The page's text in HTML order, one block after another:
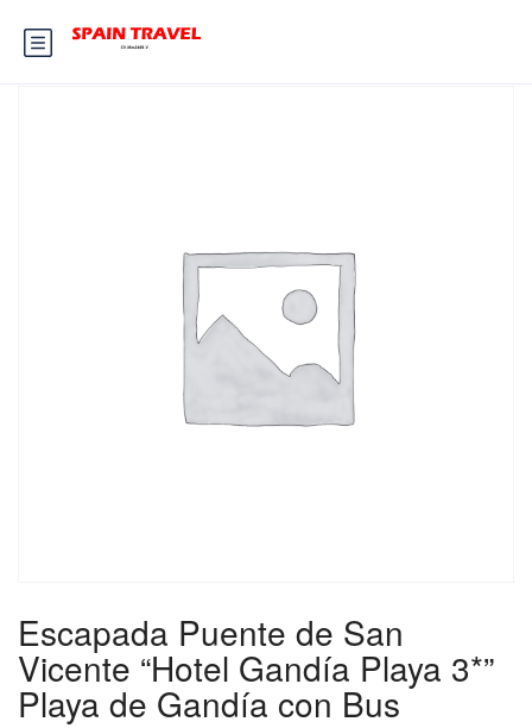
Escapada Puente de San
Vicente “Hotel Gandía Playa 3*”
Playa de Gandía con Bus